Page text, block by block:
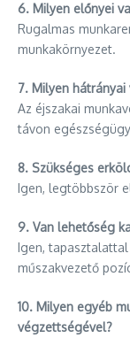
6. Milyen előnyei
Rugalmas
munkakörnyezet.
7. Milyen hátrányai
Az éjszakai
távon
8. Szükséges
Igen, legtöbbször
9. Van lehetőség
Igen,
műszakvezető
10. Milyen egyéb
végzettségével?